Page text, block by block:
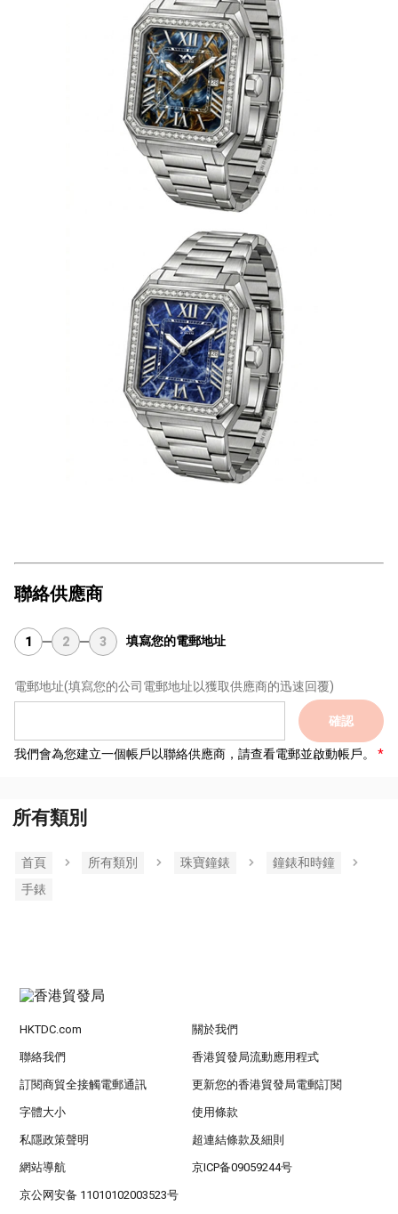
聯絡供應商
1 2 3 填寫您的電郵地址
電郵地址(填寫您的公司電郵地址以獲取供應商的迅速回覆)
確認
我們會為您建立一個帳戶以聯絡供應商，請查看電郵並啟動帳戶。
所有類別
首頁 所有類別 珠寶鐘錶
鐘錶和時鐘
手錶
HKTDC.com 關於我們
聯絡我們 香港貿發局流動應用程式
訂閱商貿全接觸電郵通訊 更新您的香港貿發局電郵訂閱
字體大小 使用條款
私隱政策聲明 超連結條款及細則
網站導航 京ICP备09059244号
京公网安备 11010102003523号